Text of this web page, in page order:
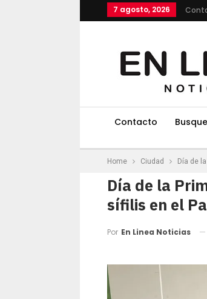
7 agosto, 2026
Contacto
Home Ciudad Día de
Día de la
sífilis en el
Por En Linea Noticias